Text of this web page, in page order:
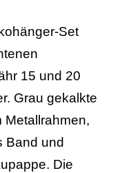
Set
15 und 20
Grau gekalkte
Metallrahmen,
Band und
Die